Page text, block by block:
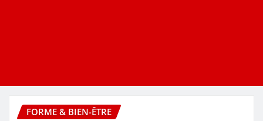
FORME & BIEN-ÊTRE